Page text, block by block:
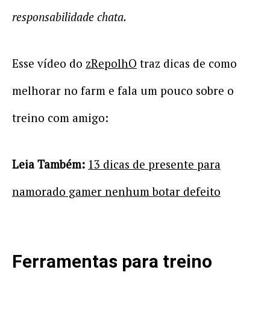
responsabilidade chata.
Esse vídeo do zRepolhO traz dicas de como
melhorar no farm e fala um pouco sobre o
treino com amigo:
Leia Também: 13 dicas de presente para
namorado gamer nenhum botar defeito
Ferramentas para treino